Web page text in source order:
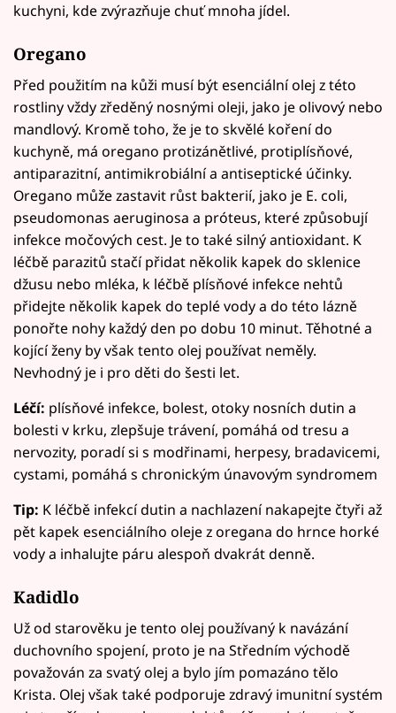
kuchyni, kde zvýrazňuje chuť mnoha jídel.
Oregano
Před použitím na kůži musí být esenciální olej z této
rostliny vždy zředěný nosnými oleji, jako je olivový nebo
mandlový. Kromě toho, že je to skvělé koření do
kuchyně, má oregano protizánětlivé, protiplísňové,
antiparazitní, antimikrobiální a antiseptické účinky.
Oregano může zastavit růst bakterií, jako je E. coli,
pseudomonas aeruginosa a próteus, které způsobují
infekce močových cest. Je to také silný antioxidant. K
léčbě parazitů stačí přidat několik kapek do sklenice
džusu nebo mléka, k léčbě plísňové infekce nehtů
přidejte několik kapek do teplé vody a do této lázně
ponořte nohy každý den po dobu 10 minut. Těhotné a
kojící ženy by však tento olej používat neměly.
Nevhodný je i pro děti do šesti let.
Léčí: plísňové infekce, bolest, otoky nosních dutin a
bolesti v krku, zlepšuje trávení, pomáhá od tresu a
nervozity, poradí si s modřinami, herpesy, bradavicemi,
cystami, pomáhá s chronickým únavovým syndromem
Tip: K léčbě infekcí dutin a nachlazení nakapejte čtyři až
pět kapek esenciálního oleje z oregana do hrnce horké
vody a inhalujte páru alespoň dvakrát denně.
Kadidlo
Už od starověku je tento olej používaný k navázání
duchovního spojení, proto je na Středním východě
považován za svatý olej a bylo jím pomazáno tělo
Krista. Olej však také podporuje zdravý imunitní systém